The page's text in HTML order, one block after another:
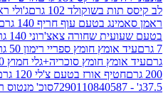
102 גרם
ג'ולי ראנצ'ר גומי מארז
עוף חריף 140 גרם
אטריות
שחורה צאצ'רוני 140 גרם
צופה
חומץ ספריי רימון 50 גרם
חומץ סוכריה+גלי חמוץ 50 גרם
פררו
אורז בטעם צ'לי 120 גרם
סוכ'